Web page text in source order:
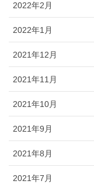
2022年2月
2022年1月
2021年12月
2021年11月
2021年10月
2021年9月
2021年8月
2021年7月